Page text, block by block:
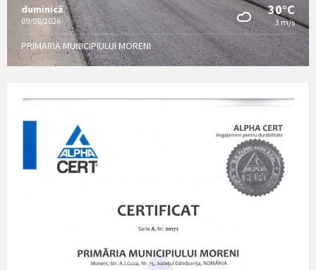
duminică
09/08/2026
30°C
3 m/s
PRIMARIA MUNICIPIULUI MORENI